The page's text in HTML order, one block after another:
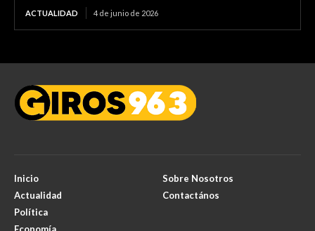
ACTUALIDAD 4 de junio de 2026
Inicio
Actualidad
Política
Economía
Sobre Nosotros
Contactános